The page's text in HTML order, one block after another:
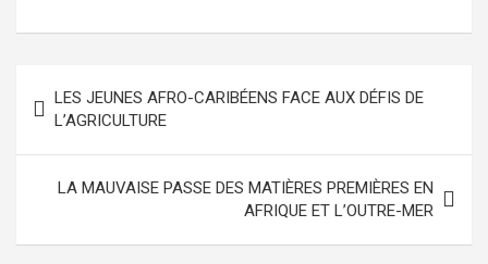
LES JEUNES AFRO-CARIBÉENS FACE AUX DÉFIS DE
L’AGRICULTURE
LA MAUVAISE PASSE DES MATIÈRES PREMIÈRES EN
AFRIQUE ET L’OUTRE-MER